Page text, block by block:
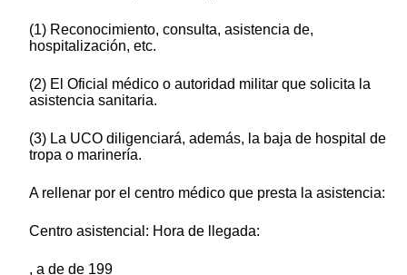
(1) Reconocimiento, consulta, asistencia de,
hospitalización, etc.
(2) El Oficial médico o autoridad militar que solicita la
asistencia sanitaria.
(3) La UCO diligenciará, además, la baja de hospital de
tropa o marinería.
A rellenar por el centro médico que presta la asistencia:
Centro asistencial: Hora de llegada:
, a de de 199